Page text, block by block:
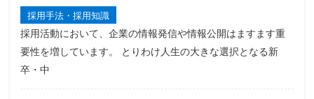
採用手法・採用知識
採用活動において、企業の情報発信や情報公開はますます重
要性を増しています。 とりわけ人生の大きな選択となる新
卒・中